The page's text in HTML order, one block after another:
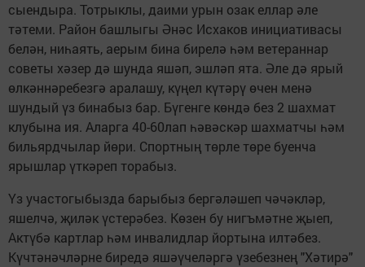
сыендыра. Тотрыклы, даими урын озак еллар әле
тәтеми. Район башлыгы Әнәс Исхаков инициативасы
белән, ниһаять, аерым бина бирелә һәм ветераннар
советы хәзер дә шунда яшәп, эшләп ята. Әле дә ярый
өлкәннәребезгә аралашу, күңел күтәрү өчен менә
шундый үз бинабыз бар. Бүгенге көндә без 2 шахмат
клубына ия. Аларга 40-60лап һәвәскәр шахматчы һәм
бильярдчылар йөри. Спортның төрле төре буенча
ярышлар үткәреп торабыз.
Үз участогыбызда барыбыз бергәләшеп чәчәкләр,
яшелчә, җиләк үстерәбез. Көзен бу нигъмәтне җыеп,
Актүбә картлар һәм инвалидлар йортына илтәбез.
Күчтәнәчләрне биредә яшәүчеләргә үзебезнең "Хәтирә"